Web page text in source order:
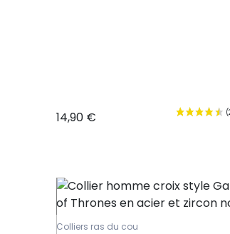
14,90 €
Colliers ras du cou